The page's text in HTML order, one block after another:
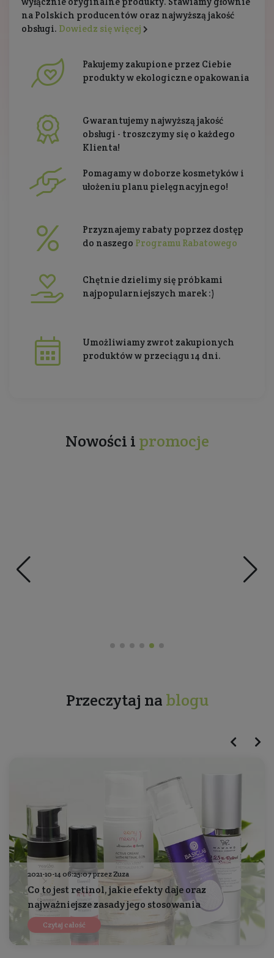
na Polskich producentów oraz najwyższą jakość
obsługi. Dowiedz się więcej
Pakujemy zakupione przez Ciebie
produkty w ekologiczne opakowania
Gwarantujemy najwyższą jakość
obsługi - troszczymy się o każdego
Klienta!
Pomagamy w doborze kosmetyków i
ułożeniu planu pielęgnacyjnego!
Przyznajemy rabaty poprzez dostęp
do naszego Programu Rabatowego
Chętnie dzielimy się próbkami
najpopularniejszych marek :)
Umożliwiamy zwrot zakupionych
produktów w przeciągu 14 dni.
Nowości i promocje
Przeczytaj na blogu
2021-10-14 06:25:07 przez Zuza
Co to jest retinol, jakie efekty daje oraz
najważniejsze zasady jego stosowania
Czytaj całość